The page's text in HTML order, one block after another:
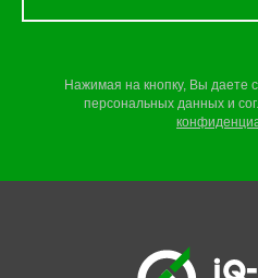
Нажимая на кнопку, Вы даете
персональных данных и